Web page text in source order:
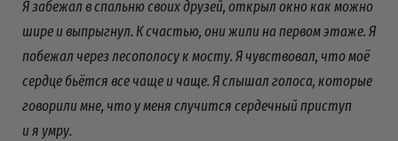
Я забежал в спальню своих друзей, открыл окно как можно
шире и выпрыгнул. К счастью, они жили на первом этаже. Я
побежал через лесополосу к мосту. Я чувствовал, что моё
сердце бьётся все чаще и чаще. Я слышал голоса, которые
говорили мне, что у меня случится сердечный приступ
и я умру.